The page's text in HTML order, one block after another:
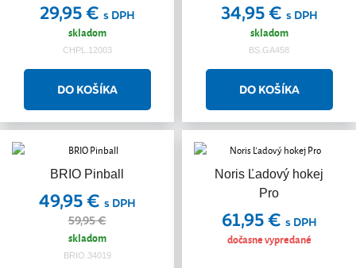
29,95 € s DPH
skladom
CHPL.12003
34,95 € s DPH
skladom
BS.GA458
BRIO Pinball
49,95 € s DPH
59,95 €
skladom
BRIO.34019
Noris Ľadový hokej
Pro
61,95 € s DPH
dočasne vypredané